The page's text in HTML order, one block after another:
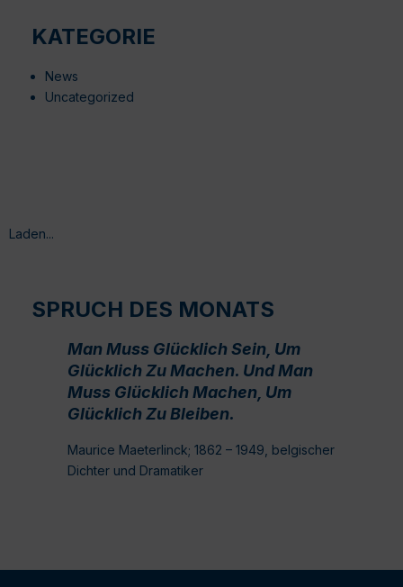
KATEGORIE
News
Uncategorized
Laden...
SPRUCH DES MONATS
Man Muss Glücklich Sein, Um
Glücklich Zu Machen. Und Man
Muss Glücklich Machen, Um
Glücklich Zu Bleiben.
Maurice Maeterlinck; 1862 – 1949, belgischer
Dichter und Dramatiker